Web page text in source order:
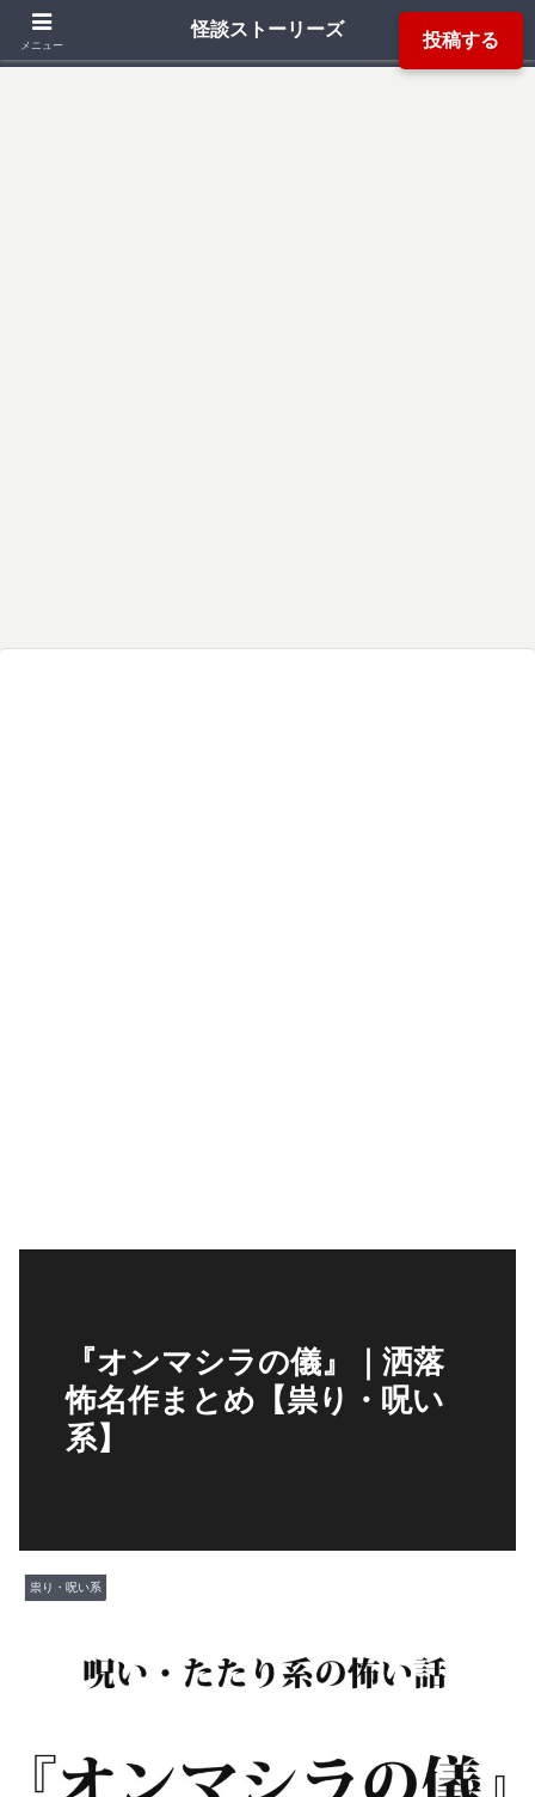
投稿する
「死ぬ程洒落にならない怖い話」「本当にあった怖い話」「都市伝説」などか
『オンマシラの儀』｜洒落
怖名作まとめ【祟り・呪い
系】
祟り・呪い系
メニュー
怪談ストーリーズ
検索